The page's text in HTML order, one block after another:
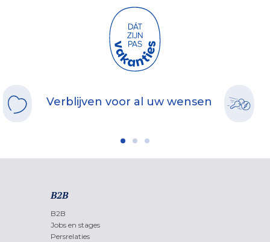
Verblijven voor al uw wensen
B2B
B2B
Jobs en stages
Persrelaties